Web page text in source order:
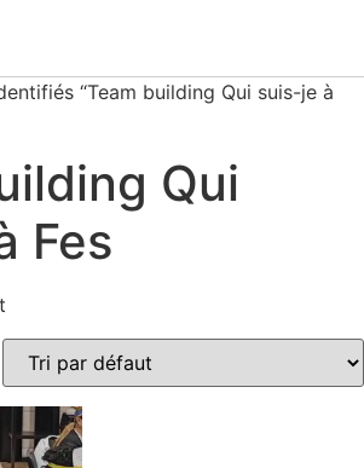
“Team building Qui suis-je à
Qui
Fes